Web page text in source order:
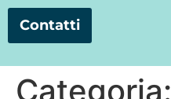
Contatti
Categoria: